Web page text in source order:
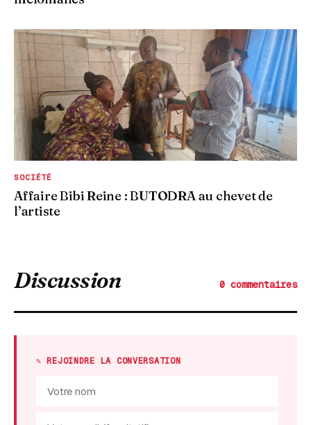
SOCIÉTÉ
Affaire Bibi Reine : BUTODRA au chevet de
l’artiste
Discussion 0 commentaires
✎ REJOINDRE LA CONVERSATION